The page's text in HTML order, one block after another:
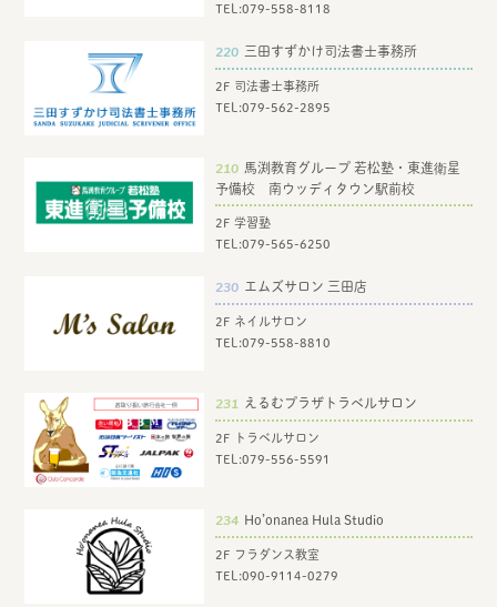
TEL:079-558-8118
220 三田すずかけ司法書士事務所
2F 司法書士事務所
TEL:079-562-2895
210 馬渕教育グループ 若松塾・東進衛星
予備校 南ウッディタウン駅前校
2F 学習塾
TEL:079-565-6250
230 エムズサロン 三田店
2F ネイルサロン
TEL:079-558-8810
231 えるむプラザトラベルサロン
2F トラベルサロン
TEL:079-556-5591
234 Ho’onanea Hula Studio
2F フラダンス教室
TEL:090-9114-0279